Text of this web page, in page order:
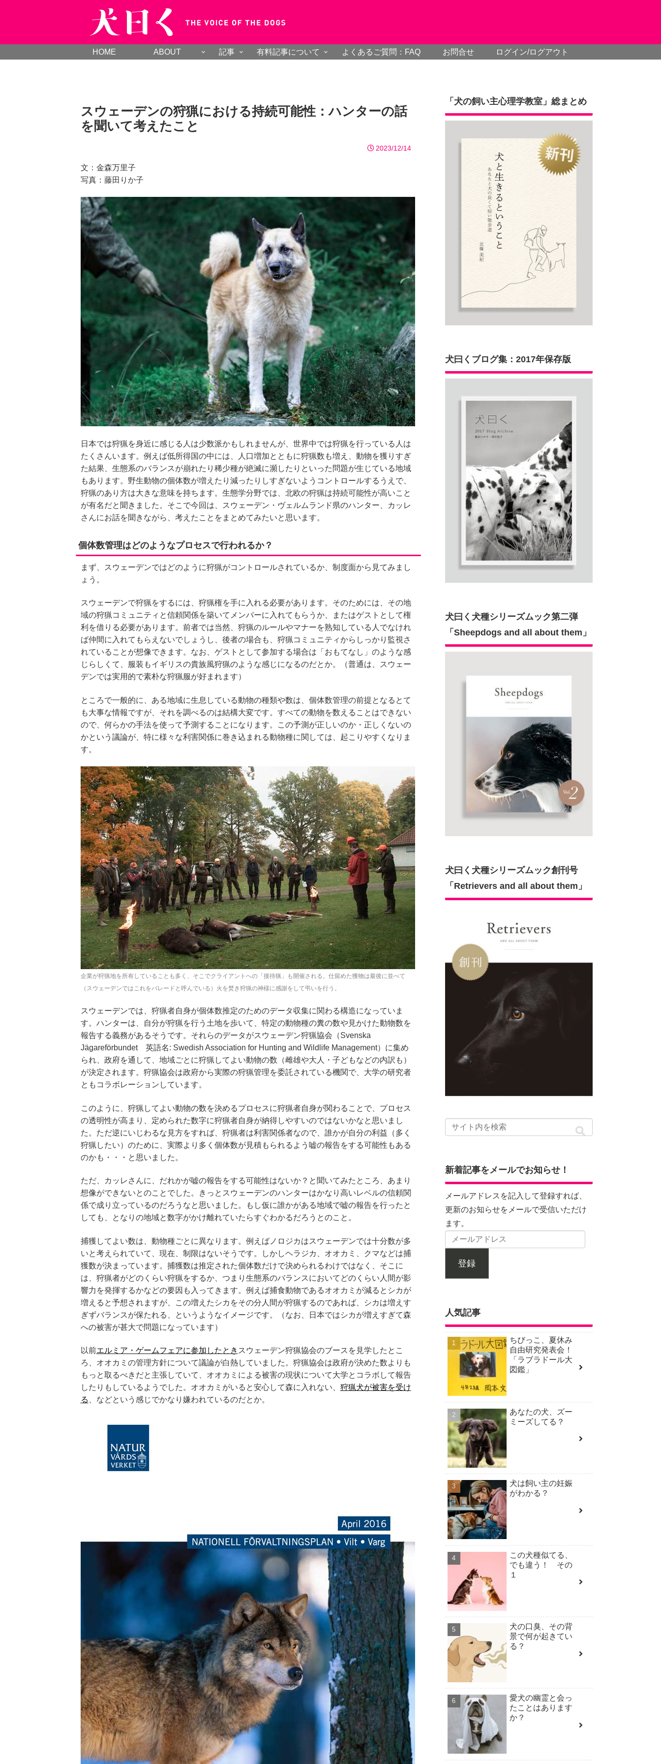
HOME ABOUT 記事 有料記事について よくあるご質問：FAQ お問合せ ログイン/ログアウト
スウェーデンの狩猟における持続可能性：ハンターの話
を聞いて考えたこと
2023/12/14
文：金森万里子
写真：藤田りか子
日本では狩猟を身近に感じる人は少数派かもしれませんが、世界中では狩猟を行っている人は
たくさんいます。例えば低所得国の中には、人口増加とともに狩猟数も増え、動物を獲りすぎ
た結果、生態系のバランスが崩れたり稀少種が絶滅に瀕したりといった問題が生じている地域
もあります。野生動物の個体数が増えたり減ったりしすぎないようコントロールするうえで、
狩猟のあり方は大きな意味を持ちます。生態学分野では、北欧の狩猟は持続可能性が高いこと
が有名だと聞きました。そこで今回は、スウェーデン・ヴェルムランド県のハンター、カッレ
さんにお話を聞きながら、考えたことをまとめてみたいと思います。
個体数管理はどのようなプロセスで行われるか？
まず、スウェーデンではどのように狩猟がコントロールされているか、制度面から見てみまし
ょう。
スウェーデンで狩猟をするには、狩猟権を手に入れる必要があります。そのためには、その地
域の狩猟コミュニティと信頼関係を築いてメンバーに入れてもらうか、またはゲストとして権
利を借りる必要があります。前者では当然、狩猟のルールやマナーを熟知している人でなけれ
ば仲間に入れてもらえないでしょうし、後者の場合も、狩猟コミュニティからしっかり監視さ
れていることが想像できます。なお、ゲストとして参加する場合は「おもてなし」のような感
じらしくて、服装もイギリスの貴族風狩猟のような感じになるのだとか。（普通は、スウェー
デンでは実用的で素朴な狩猟服が好まれます）
ところで一般的に、ある地域に生息している動物の種類や数は、個体数管理の前提となるとて
も大事な情報ですが、それを調べるのは結構大変です。すべての動物を数えることはできない
ので、何らかの手法を使って予測することになります。この予測が正しいのか・正しくないの
かという議論が、特に様々な利害関係に巻き込まれる動物種に関しては、起こりやすくなりま
す。
企業が狩猟地を所有していることも多く、そこでクライアントへの「接待猟」も開催される。仕留めた獲物は最後に並べて
（スウェーデンではこれをパレードと呼んでいる）火を焚き狩猟の神様に感謝をして弔いを行う。
スウェーデンでは、狩猟者自身が個体数推定のためのデータ収集に関わる構造になっていま
す。ハンターは、自分が狩猟を行う土地を歩いて、特定の動物種の糞の数や見かけた動物数を
報告する義務があるそうです。それらのデータがスウェーデン狩猟協会（Svenska
Jägareförbundet 英語名: Swedish Association for Hunting and Wildlife Management）に集め
られ、政府を通して、地域ごとに狩猟してよい動物の数（雌雄や大人・子どもなどの内訳も）
が決定されます。狩猟協会は政府から実際の狩猟管理を委託されている機関で、大学の研究者
ともコラボレーションしています。
このように、狩猟してよい動物の数を決めるプロセスに狩猟者自身が関わることで、プロセス
の透明性が高まり、定められた数字に狩猟者自身が納得しやすいのではないかなと思いまし
た。ただ逆にいじわるな見方をすれば、狩猟者は利害関係者なので、誰かが自分の利益（多く
狩猟したい）のために、実際より多く個体数が見積もられるよう嘘の報告をする可能性もある
のかも・・・と思いました。
ただ、カッレさんに、だれかが嘘の報告をする可能性はないか？と聞いてみたところ、あまり
想像ができないとのことでした。きっとスウェーデンのハンターはかなり高いレベルの信頼関
係で成り立っているのだろうなと思いました。もし仮に誰かがある地域で嘘の報告を行ったと
しても、となりの地域と数字がかけ離れていたらすぐわかるだろうとのこと。
捕獲してよい数は、動物種ごとに異なります。例えばノロジカはスウェーデンでは十分数が多
いと考えられていて、現在、制限はないそうです。しかしヘラジカ、オオカミ、クマなどは捕
獲数が決まっています。捕獲数は推定された個体数だけで決められるわけではなく、そこに
は、狩猟者がどのくらい狩猟をするか、つまり生態系のバランスにおいてどのくらい人間が影
響力を発揮するかなどの要因も入ってきます。例えば捕食動物であるオオカミが減るとシカが
増えると予想されますが、この増えたシカをその分人間が狩猟するのであれば、シカは増えす
ぎずバランスが保たれる、というようなイメージです。（なお、日本ではシカが増えすぎて森
への被害が甚大で問題になっています）
以前エルミア・ゲームフェアに参加したとき スウェーデン狩猟協会のブースを見学したとこ
ろ、オオカミの管理方針について議論が白熱していました。狩猟協会は政府が決めた数よりも
もっと取るべきだと主張していて、オオカミによる被害の現状について大学とコラボして報告
したりもしているようでした。オオカミがいると安心して森に入れない、 狩猟犬が被害を受け
る 、などという感じでかなり嫌われているのだとか。
「犬の飼い主心理学教室」総まとめ
犬曰くブログ集：2017年保存版
犬曰く犬種シリーズムック第二弾
「Sheepdogs and all about them」
犬曰く犬種シリーズムック創刊号
「Retrievers and all about them」
新着記事をメールでお知らせ！
メールアドレスを記入して登録すれば、
更新のお知らせをメールで受信いただけ
ます。
登録
人気記事
ちびっこ、夏休み
自由研究発表会！
「ラブラドール大
図鑑」
あなたの犬、ズー
ミーズしてる？
犬は飼い主の妊娠
がわかる？
この犬種似てる、
でも違う！ その
１
犬の口臭、その背
景で何が起きてい
る？
愛犬の幽霊と会っ
たことはあります
か？